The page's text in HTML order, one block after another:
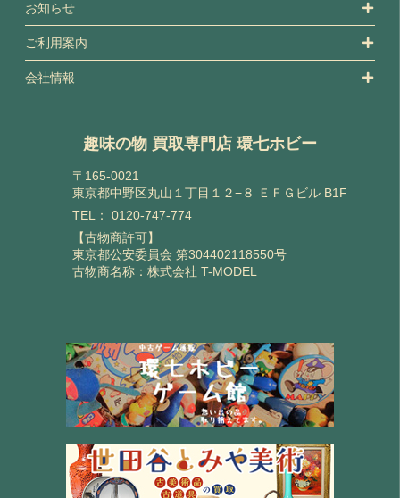
お知らせ
ご利用案内
会社情報
趣味の物 買取専門店 環七ホビー
〒165-0021
東京都中野区丸山１丁目１２−８ ＥＦＧビル B1F
TEL： 0120-747-774
【古物商許可】
東京都公安委員会 第304402118550号
古物商名称：株式会社 T-MODEL